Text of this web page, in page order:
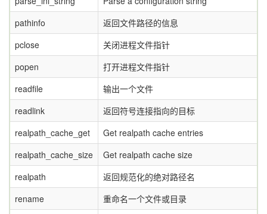
pathinfo
返回文件路径的信息
pclose
关闭进程文件指针
popen
打开进程文件指针
readfile
输出一个文件
readlink
返回符号连接指向的目标
realpath_cache_get
Get realpath cache entries
realpath_cache_size
Get realpath cache size
realpath
返回规范化的绝对路径名
rename
重命名一个文件或目录